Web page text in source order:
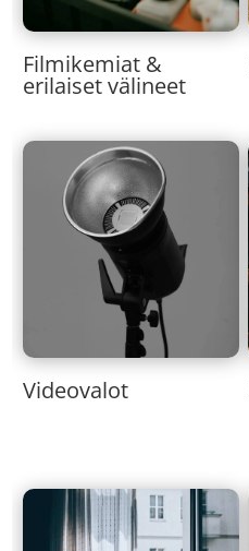
Filmikemiat &
erilaiset välineet
Videovalot